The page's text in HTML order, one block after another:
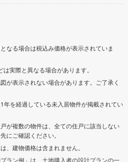
なる場合は税込み価格が表示されていま
実際と異なる場合があります。
が表示されない場合があります。ご了承く
年を経過している未入居物件が掲載されてい
が複数の物件は、全ての住戸に該当しない
にご確認ください。
、建物価格は含まれません。
ラン例」は、土地購入者の設計プランの一